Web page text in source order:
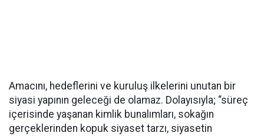
Amacını, hedeflerini ve kuruluş ilkelerini unutan bir
siyasi yapının geleceği de olamaz. Dolayısıyla; “süreç
içerisinde yaşanan kimlik bunalımları, sokağın
gerçeklerinden kopuk siyaset tarzı, siyasetin